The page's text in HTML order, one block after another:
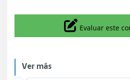
Evaluar este
Ver más